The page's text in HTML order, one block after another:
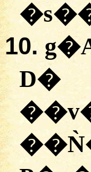
10.
D�